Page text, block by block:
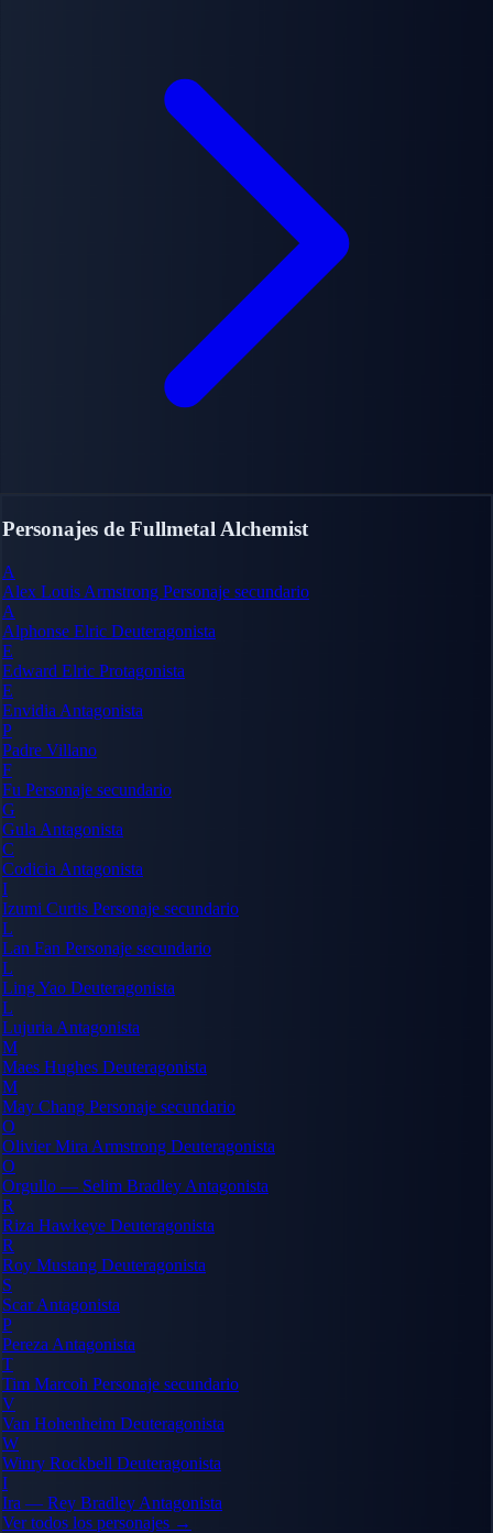
Personajes de Fullmetal Alchemist
A
Alex Louis Armstrong Personaje secundario
A
Alphonse Elric Deuteragonista
E
Edward Elric Protagonista
E
Envidia Antagonista
P
Padre Villano
F
Fu Personaje secundario
G
Gula Antagonista
C
Codicia Antagonista
I
Izumi Curtis Personaje secundario
L
Lan Fan Personaje secundario
L
Ling Yao Deuteragonista
L
Lujuria Antagonista
M
Maes Hughes Deuteragonista
M
May Chang Personaje secundario
O
Olivier Mira Armstrong Deuteragonista
O
Orgullo — Selim Bradley Antagonista
R
Riza Hawkeye Deuteragonista
R
Roy Mustang Deuteragonista
S
ScarAntagonista
P
Pereza Antagonista
T
Tim Marcoh Personaje secundario
V
Van Hohenheim Deuteragonista
W
Winry Rockbell Deuteragonista
I
Ira — Rey Bradley Antagonista
Ver todos los personajes →